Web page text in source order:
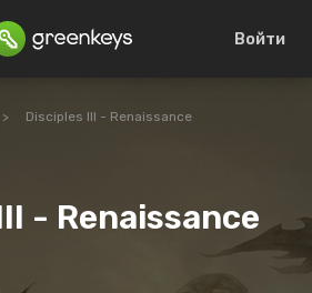
Войти
> Disciples III - Renaissance
- Renaissance